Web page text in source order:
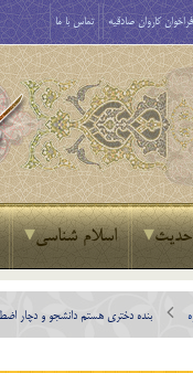
فراخوان کاروان صادقیه تماس با ما
حدیث اسلام شناسی
بنده دختري هستم دانشجو و دچار